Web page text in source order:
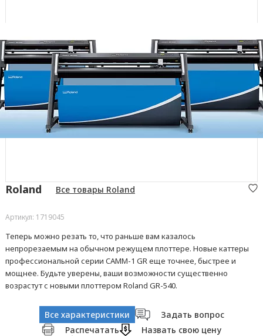
Roland Все товары Roland
Артикул: 1719045
Теперь можно резать то, что раньше вам казалось
непрорезаемым на обычном режущем плоттере. Новые каттеры
профессиональной серии CAMM-1 GR еще точнее, быстрее и
мощнее. Будьте уверены, ваши возможности существенно
возрастут с новыми плоттером Roland GR-540.
Все характеристики
Задать вопрос
Распечатать
Назвать свою цену